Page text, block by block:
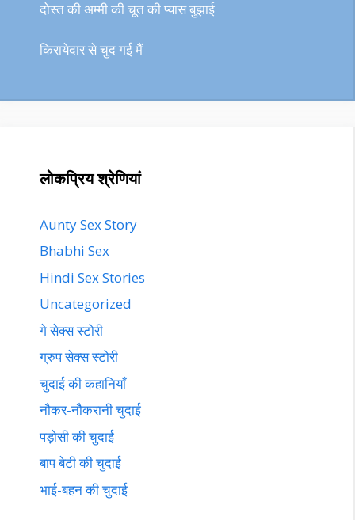
दोस्त की अम्मी की चूत की प्यास बुझाई
किरायेदार से चुद गई मैं
लोकप्रिय श्रेणियां
Aunty Sex Story
Bhabhi Sex
Hindi Sex Stories
Uncategorized
गे सेक्स स्टोरी
ग्रुप सेक्स स्टोरी
चुदाई की कहानियाँ
नौकर-नौकरानी चुदाई
पड़ोसी की चुदाई
बाप बेटी की चुदाई
भाई-बहन की चुदाई